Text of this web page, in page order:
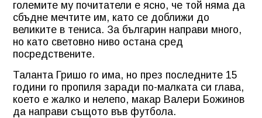
големите му почитатели е ясно, че той няма да
сбъдне мечтите им, като се доближи до
великите в тениса. За българин направи много,
но като световно ниво остана сред
посредствените.
Таланта Гришо го има, но през последните 15
години го пропиля заради по-малката си глава,
което е жалко и нелепо, макар Валери Божинов
да направи същото във футбола.